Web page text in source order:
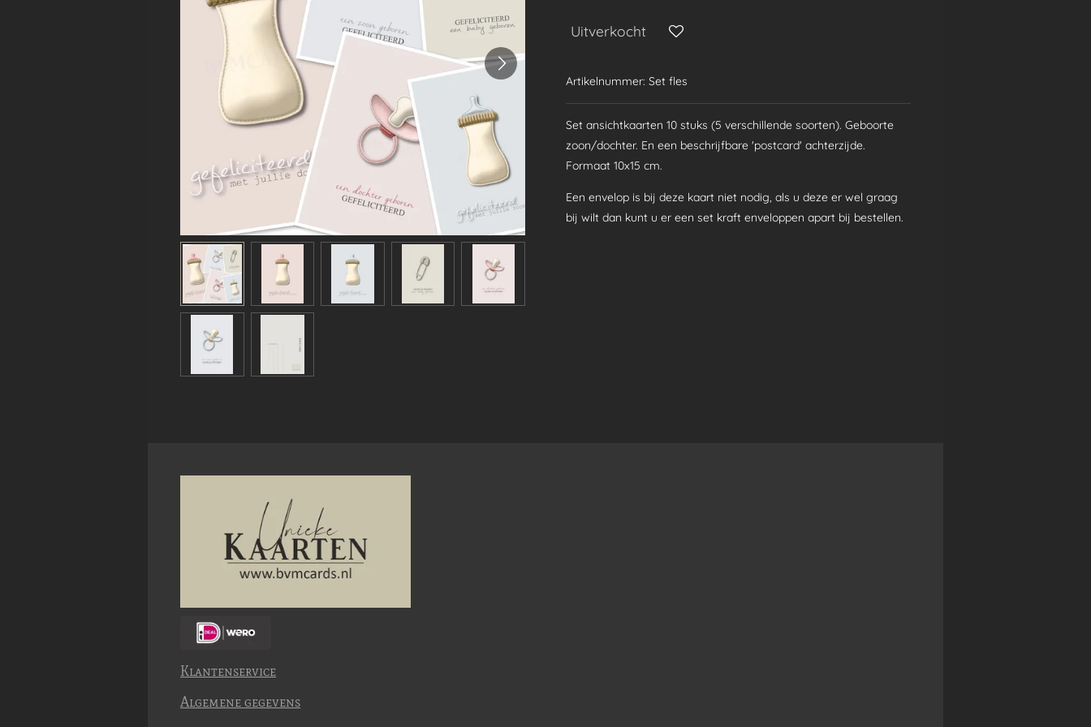
Uitverkocht
Artikelnummer: Set fles
Set ansichtkaarten 10 stuks (5 verschillende soorten). Geboorte
zoon/dochter. En een beschrijfbare 'postcard' achterzijde.
Formaat 10x15 cm.
Een envelop is bij deze kaart niet nodig, als u deze er wel graag
bij wilt dan kunt u er een set kraft enveloppen apart bij bestellen.
Klantenservice
Algemene gegevens